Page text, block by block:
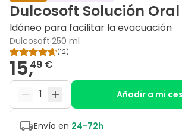
Dulcosoft Solución
Idóneo para facilitar la evacuación
Dulcosoft·250 ml
(12)
15,49 €
Añadir a mi
Envío en 24-72h